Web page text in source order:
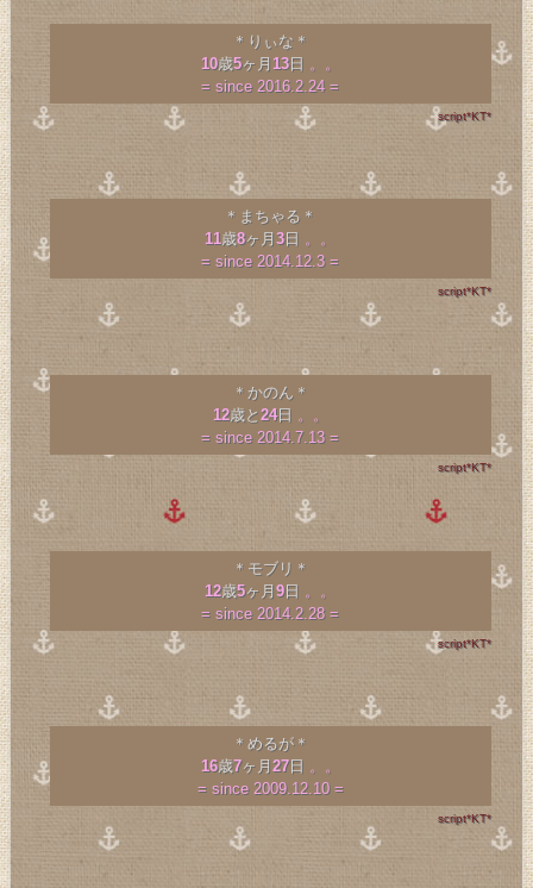
＊りぃな＊
10歳5ヶ月 13日 。。
= since 2016.2.24 =
script*KT*
＊まちゃる＊
11歳8ヶ月3日 。。
= since 2014.12.3 =
script*KT*
＊かのん＊
12歳と24日 。。
= since 2014.7.13 =
script*KT*
＊モブリ＊
12歳5ヶ月9日 。。
= since 2014.2.28 =
script*KT*
＊めるが＊
16歳7ヶ月27日 。。
= since 2009.12.10 =
script*KT*